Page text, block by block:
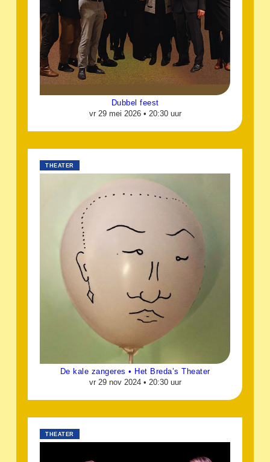
Dubbel feest
vr 29 mei 2026 • 20:30 uur
THEATER
De kale zangeres • Het Breda’s Theater
vr 29 nov 2024 • 20:30 uur
THEATER